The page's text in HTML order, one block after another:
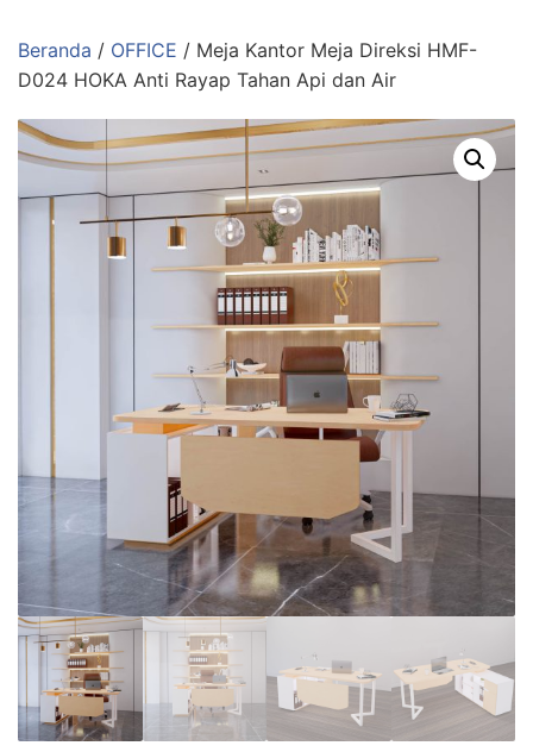
ke
konten
Beranda / OFFICE / Meja Kantor Meja Direksi HMF-
D024 HOKA Anti Rayap Tahan Api dan Air